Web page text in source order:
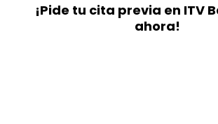
¡Pide tu cita previa en ITV
ahora!